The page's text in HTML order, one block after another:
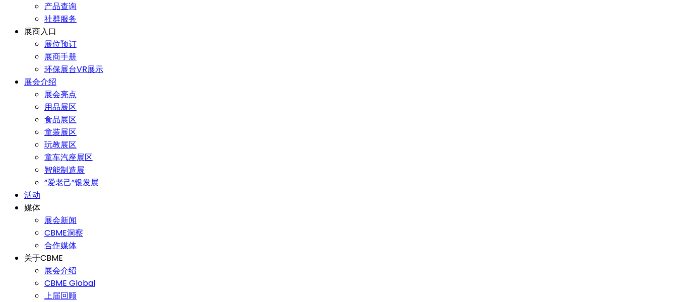
产品查询
社群服务
展商入口
展位预订
展商手册
环保展台VR展示
展会介绍
展会亮点
用品展区
食品展区
童装展区
玩教展区
童车汽座展区
智能制造展
“爱老己”银发展
活动
媒体
展会新闻
CBME洞察
合作媒体
关于CBME
展会介绍
CBME Global
上届回顾